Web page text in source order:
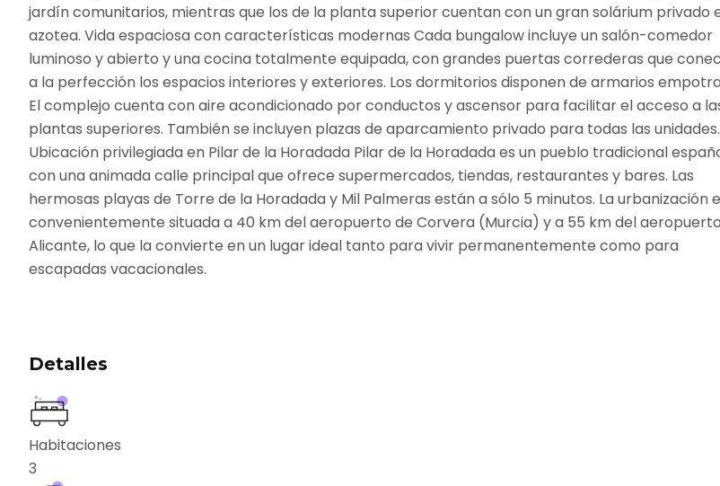
jardín comunitarios, mientras que los de la planta superior cuentan con un gran solárium privado
azotea. Vida espaciosa con características modernas Cada bungalow incluye un salón-comedor
luminoso y abierto y una cocina totalmente equipada, con grandes puertas correderas que
a la perfección los espacios interiores y exteriores. Los dormitorios disponen de armarios
El complejo cuenta con aire acondicionado por conductos y ascensor para facilitar el acceso a
plantas superiores. También se incluyen plazas de aparcamiento privado para todas las unidades.
Ubicación privilegiada en Pilar de la Horadada Pilar de la Horadada es un pueblo tradicional
con una animada calle principal que ofrece supermercados, tiendas, restaurantes y bares. Las
hermosas playas de Torre de la Horadada y Mil Palmeras están a sólo 5 minutos. La urbanización
convenientemente situada a 40 km del aeropuerto de Corvera (Murcia) y a 55 km del
Alicante, lo que la convierte en un lugar ideal tanto para vivir permanentemente como para
escapadas vacacionales.
Detalles
Habitaciones
3